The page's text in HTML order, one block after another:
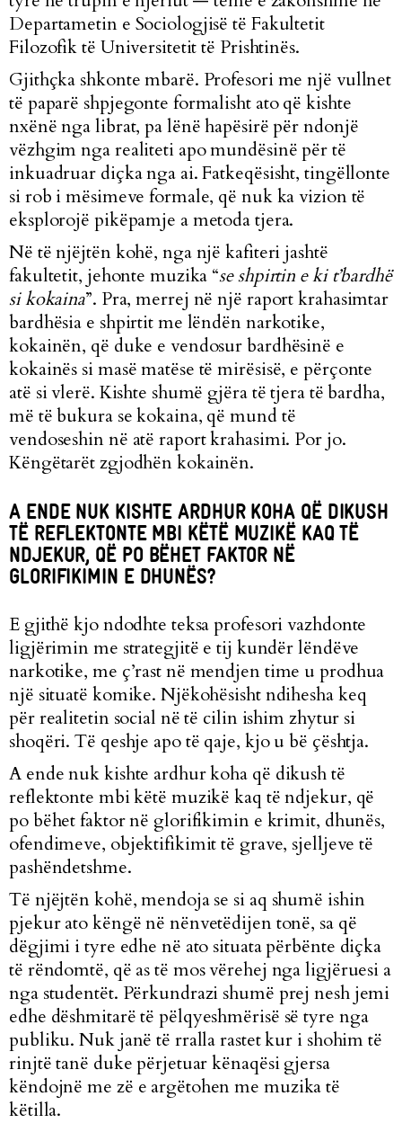
Departametin e Sociologjisë të Fakultetit
Filozofik të Universitetit të Prishtinës.
Gjithçka shkonte mbarë. Profesori me një vullnet
të paparë shpjegonte formalisht ato që kishte
nxënë nga librat, pa lënë hapësirë për ndonjë
vëzhgim nga realiteti apo mundësinë për të
inkuadruar diçka nga ai. Fatkeqësisht, tingëllonte
si rob i mësimeve formale, që nuk ka vizion të
eksplorojë pikëpamje a metoda tjera.
Në të njëjtën kohë, nga një kafiteri jashtë
fakultetit, jehonte muzika “se shpirtin e ki t’bardhë
si kokaina”. Pra, merrej në një raport krahasimtar
bardhësia e shpirtit me lëndën narkotike,
kokainën, që duke e vendosur bardhësinë e
kokainës si masë matëse të mirësisë, e përçonte
atë si vlerë. Kishte shumë gjëra të tjera të bardha,
më të bukura se kokaina, që mund të
vendoseshin në atë raport krahasimi. Por jo.
Këngëtarët zgjodhën kokainën.
A ENDE NUK KISHTE ARDHUR KOHA QË DIKUSH
TË REFLEKTONTE MBI KËTË MUZIKË KAQ TË
NDJEKUR, QË PO BËHET FAKTOR NË
GLORIFIKIMIN E DHUNËS?
E gjithë kjo ndodhte teksa profesori vazhdonte
ligjërimin me strategjitë e tij kundër lëndëve
narkotike, me ç’rast në mendjen time u prodhua
një situatë komike. Njëkohësisht ndihesha keq
për realitetin social në të cilin ishim zhytur si
shoqëri. Të qeshje apo të qaje, kjo u bë çështja.
A ende nuk kishte ardhur koha që dikush të
reflektonte mbi këtë muzikë kaq të ndjekur, që
po bëhet faktor në glorifikimin e krimit, dhunës,
ofendimeve, objektifikimit të grave, sjelljeve të
pashëndetshme.
Të njëjtën kohë, mendoja se si aq shumë ishin
pjekur ato këngë në nënvetëdijen tonë, sa që
dëgjimi i tyre edhe në ato situata përbënte diçka
të rëndomtë, që as të mos vërehej nga ligjëruesi a
nga studentët. Përkundrazi shumë prej nesh jemi
edhe dëshmitarë të pëlqyeshmërisë së tyre nga
publiku. Nuk janë të rralla rastet kur i shohim të
rinjtë tanë duke përjetuar kënaqësi gjersa
këndojnë me zë e argëtohen me muzika të
këtilla.